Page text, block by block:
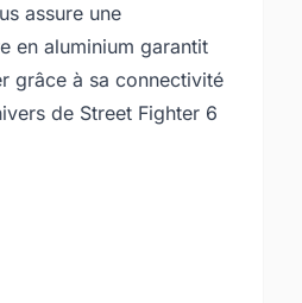
assure une
en aluminium garantit
grâce à sa connectivité
de Street Fighter 6